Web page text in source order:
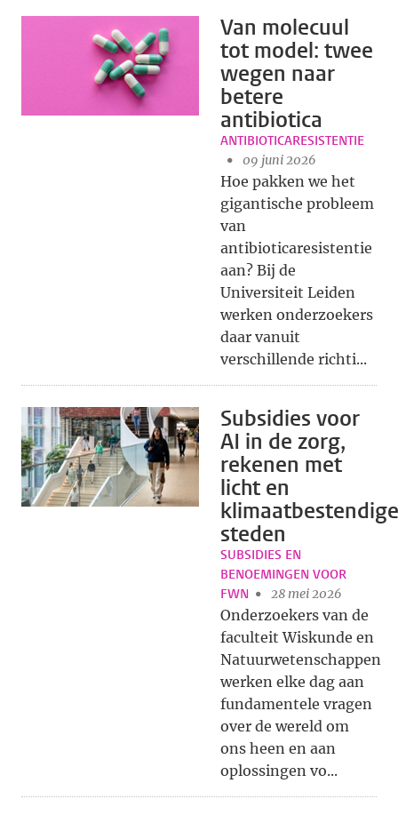
Van molecuul
tot model: twee
wegen naar
betere
antibiotica
ANTIBIOTICARESISTENTIE
09 juni 2026
Hoe pakken we het
gigantische probleem
van
antibioticaresistentie
aan? Bij de
Universiteit Leiden
werken onderzoekers
daar vanuit
verschillende richti...
Subsidies voor
AI in de zorg,
rekenen met
licht en
klimaatbestendige
steden
SUBSIDIES EN
BENOEMINGEN VOOR
FWN
28 mei 2026
Onderzoekers van de
faculteit Wiskunde en
Natuurwetenschappen
werken elke dag aan
fundamentele vragen
over de wereld om
ons heen en aan
oplossingen vo...